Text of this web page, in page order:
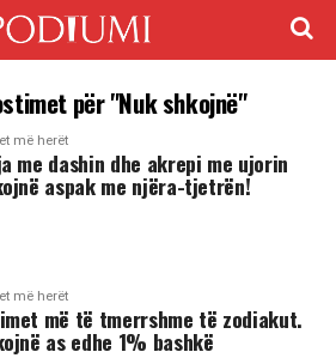
për "Nuk shkojnë"
më herët
me dashin dhe akrepi me ujorin
aspak me njëra-tjetrën!
më herët
më të tmerrshme të zodiakut.
as edhe 1% bashkë